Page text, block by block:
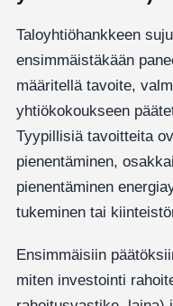
Taloyhtiöhankkeen
ensimmäistäkään
määritellä tavoite,
yhtiökokoukseen
Tyypillisiä tavoitteita
pienentäminen,
pienentäminen
tukeminen tai
Ensimmäisiin
miten investointi